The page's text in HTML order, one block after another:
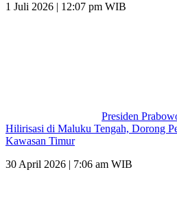
1 Juli 2026 | 12:07 pm WIB
Presiden
Hilirisasi di Maluku Tengah, Dorong
Kawasan Timur
30 April 2026 | 7:06 am WIB